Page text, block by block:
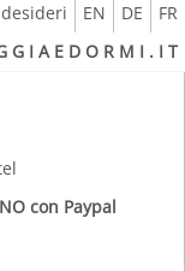
FR
DE
EN
G I A E D O R M I . I T
con Paypal